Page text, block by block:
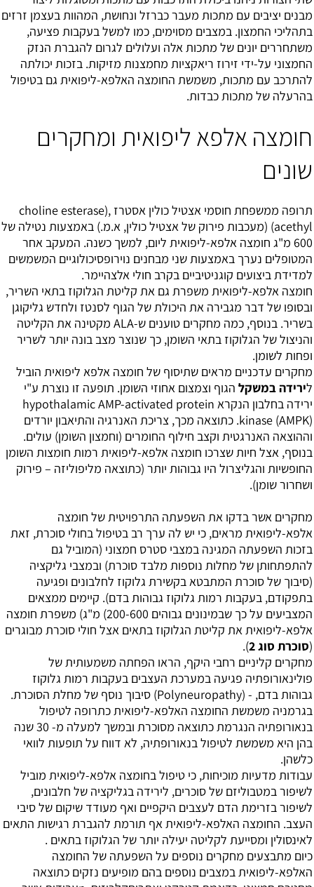
מבנים יציבים עם מתכות מעבר כברזל ונחושת, המהוות בעצמן זרזים
בתהליכי החמצון. במצבים מסוימים, כמו למשל בעקבות פציעה,
משתחררים יונים של מתכות אלה ועלולים לגרום להגברת הנזק
החמצוני על-ידי זירוז ריאקציות מחמצנות מזיקות. בזכות יכולתה
להתרכב עם מתכות, משמשת החומצה האלפא-ליפואית גם בטיפול
בהרעלה של מתכות כבדות.
חומצה אלפא ליפואית ומחקרים
שונים
תרופה ממשפחת חוסמי אצטיל כולין אסטרז ,(choline esterase
acethyl) (מעכבות פירוק של אצטיל כולין, א.מ.) באמצעות נטילה של
600 מ"ג חומצה אלפא-ליפואית ליום, למשך כשנה. המעקב אחר
המטופלים נערך באמצעות שני מבחנים נוירופסיכולוגיים המשמשים
למדידת ביצועים קוגניטיביים בקרב חולי אלצהיימר.
חומצה אלפא-ליפואית משפרת גם את קליטת הגלוקוז בתאי השריר,
ובסופו של דבר מגבירה את היכולת של הגוף לסנטז ולחדש גליקוגן
בשריר. בנוסף, כמה מחקרים טוענים ש-ALA מקטינה את הקליטה
והניצול של הגלוקוז בתאי השומן, כך שנוצר מצב בונה יותר לשריר
ופחות לשומן.
מחקרים עדכניים מראים שתיסוף של חומצה אלפא ליפואית הוביל
לירידה במשקל הגוף וצמצום אחוזי השומן. תופעה זו נוצרת ע"י
ירידה בחלבון הנקרא hypothalamic AMP-activated protein
kinase (AMPK). כתוצאה מכך, צריכת האנרגיה והתיאבון יורדים
וההוצאה האנרגטית וקצב חילוף החומרים (וחמצון השומן) עולים.
בנוסף, אצל חיות שצרכו חומצה אלפא-ליפואית רמות חומצות השומן
החופשיות והגליצרול היו גבוהות יותר (כתוצאה מליפוליזה – פירוק
ושחרור שומן).
מחקרים אשר בדקו את השפעתה התרפויטית של חומצה
אלפא-ליפואית מראים, כי יש לה ערך רב בטיפול בחולי סוכרת, זאת
בזכות השפעתה המגינה במצבי סטרס חמצוני (המוביל גם
להתפתחותן של מחלות נוספות מלבד סוכרת) ובמצבי גליקציה
(סיבוך של סוכרת המתבטא בקשירת גלוקוז לחלבונים ופגיעה
בתפקודם, בעקבות רמות גלוקוז גבוהות בדם). קיימים ממצאים
המצביעים על כך שבמינונים גבוהים 200-600) מ"ג) משפרת חומצה
אלפא-ליפואית את קליטת הגלוקוז בתאים אצל חולי סוכרת מבוגרים
(סוכרת סוג 2 ).
מחקרים קליניים רחבי היקף, הראו הפחתה משמעותית של
פולינאורופתיה פגיעה במערכת העצבים בעקבות רמות גלוקוז
גבוהות בדם, - (Polyneuropathy) סיבוך נוסף של מחלת הסוכרת.
בגרמניה משמשת החומצה האלפא-ליפואית כתרופה לטיפול
בנאורופתיה הנגרמת כתוצאה מסוכרת ובמשך למעלה מ- 30 שנה
בהן היא משמשת לטיפול בנאורופתיה, לא דווח על תופעות לוואי
כלשהן.
עבודות מדעיות מוכיחות, כי טיפול בחומצה אלפא-ליפואית מוביל
לשיפור במטבוליזם של סוכרים, לירידה בגליקציה של חלבונים,
לשיפור בזרימת הדם לעצבים היקפיים ואף מעודד שיקום של סיבי
העצב. החומצה האלפא-ליפואית אף תורמת להגברת רגישות התאים
לאינסולין ומסייעת לקליטה יעילה יותר של הגלוקוז בתאים .
כיום מתבצעים מחקרים נוספים על השפעתה של החומצה
האלפא-ליפואית במצבים נוספים בהם מופיעים נזקים כתוצאה